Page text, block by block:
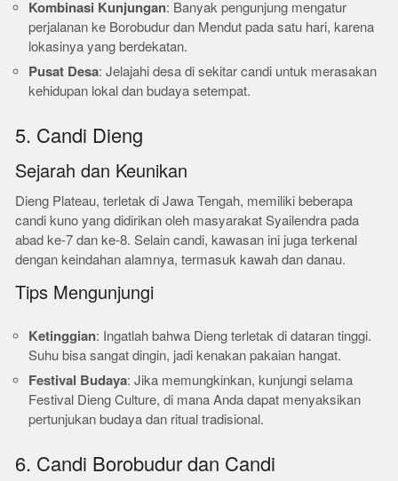
Kombinasi Kunjungan: Banyak pengunjung mengatur
perjalanan ke Borobudur dan Mendut pada satu hari, karena
lokasinya yang berdekatan.
Pusat Desa: Jelajahi desa di sekitar candi untuk merasakan
kehidupan lokal dan budaya setempat.
5. Candi Dieng
Sejarah dan Keunikan
Dieng Plateau, terletak di Jawa Tengah, memiliki beberapa
candi kuno yang didirikan oleh masyarakat Syailendra pada
abad ke-7 dan ke-8. Selain candi, kawasan ini juga terkenal
dengan keindahan alamnya, termasuk kawah dan danau.
Tips Mengunjungi
Ketinggian: Ingatlah bahwa Dieng terletak di dataran tinggi.
Suhu bisa sangat dingin, jadi kenakan pakaian hangat.
Festival Budaya: Jika memungkinkan, kunjungi selama
Festival Dieng Culture, di mana Anda dapat menyaksikan
pertunjukan budaya dan ritual tradisional.
6. Candi Borobudur dan Candi